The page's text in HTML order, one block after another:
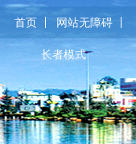
首页 网站无障碍
长者模式